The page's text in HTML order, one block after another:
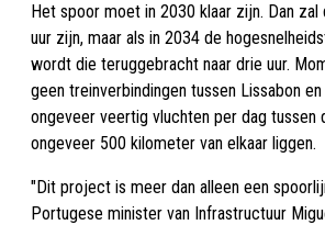
Het spoor moet in 2030 klaar zijn. Dan
uur zijn, maar als in 2034 de
wordt die teruggebracht naar drie uur.
geen treinverbindingen tussen Lissabon
ongeveer veertig vluchten per dag tussen
ongeveer 500 kilometer van elkaar liggen.
"Dit project is meer dan alleen een
Portugese minister van Infrastructuur